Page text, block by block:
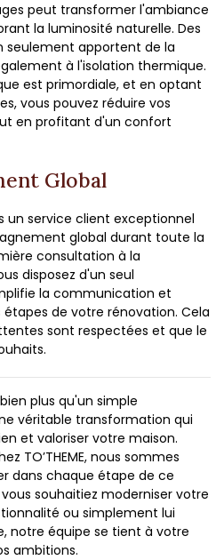
peut transformer l'ambiance
la luminosité naturelle. Des
seulement apportent de la
à l'isolation thermique.
est primordiale, et en optant
vous pouvez réduire vos
en profitant d'un confort
Global
un service client exceptionnel
global durant toute la
consultation à la
disposez d'un seul
la communication et
de votre rénovation. Cela
sont respectées et que le
plus qu'un simple
véritable transformation qui
et valoriser votre maison.
TO’THEME, nous sommes
dans chaque étape de ce
souhaitiez moderniser votre
ou simplement lui
notre équipe se tient à votre
ambitions.